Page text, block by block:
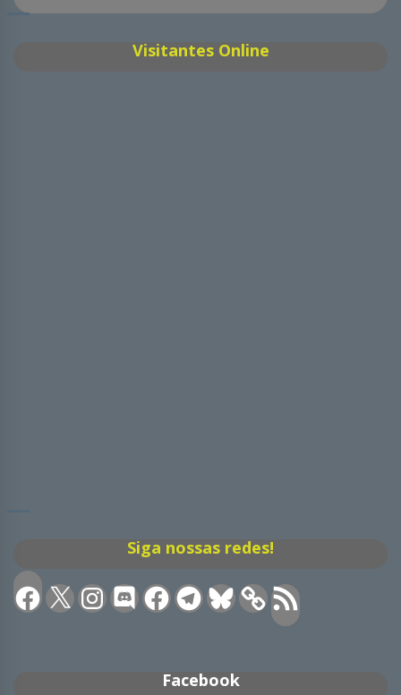
Visitantes Online
Siga nossas redes!
Facebook
X Instagram
DiscordFacebookTelegramBluesky Feed
RSS
Facebook